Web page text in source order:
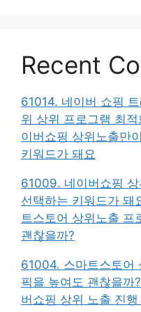
Recent
61014. 네이버 쇼핑
위 상위 프로그램 최
이버쇼핑 상위노출만
키워드가 돼요
61009. 네이버쇼핑
선택하는 키워드가
트스토어 상위노출 프
괜찮을까?
61004. 스마트스토어
픽을 높여도 괜찮을
버쇼핑 상위 노출 진